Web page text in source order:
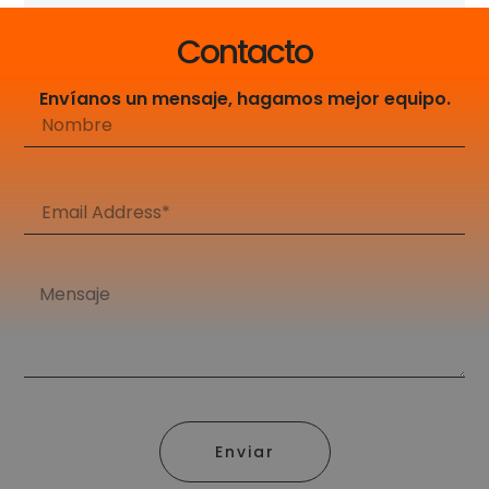
Contacto
Envíanos un mensaje, hagamos mejor equipo.
Enviar